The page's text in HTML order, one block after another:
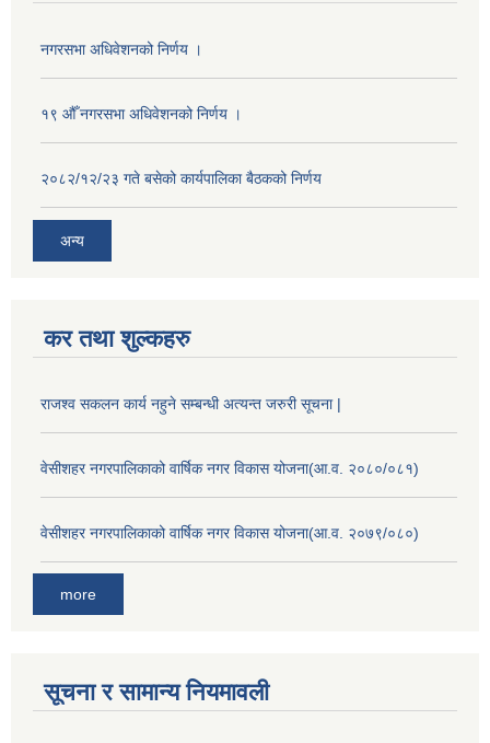
नगरसभा अधिवेशनको निर्णय ।
१९ औँ नगरसभा अधिवेशनको निर्णय ।
२०८२/१२/२३ गते बसेको कार्यपालिका बैठकको निर्णय
अन्य
कर तथा शुल्कहरु
राजश्व सकलन कार्य नहुने सम्बन्धी अत्यन्त जरुरी सूचना |
वेसीशहर नगरपालिकाको वार्षिक नगर विकास योजना(आ.व. २०८०/०८१)
वेसीशहर नगरपालिकाको वार्षिक नगर विकास योजना(आ.व. २०७९/०८०)
more
सूचना र सामान्य नियमावली